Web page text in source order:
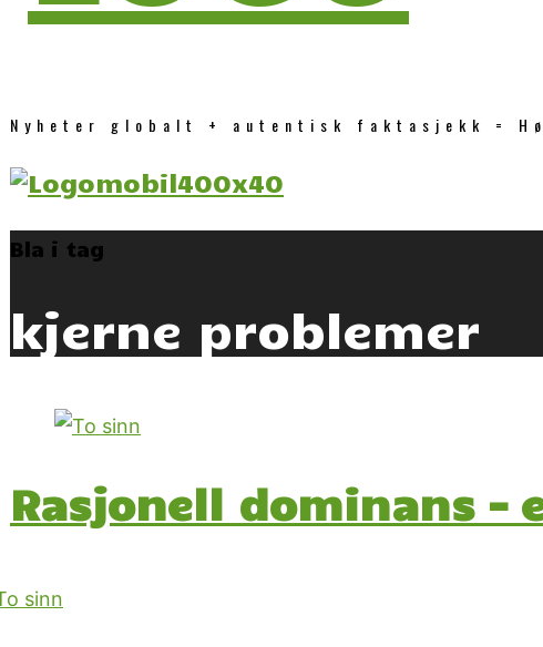
Nyheter globalt + autentisk faktasjekk =
Bla i tag
kjerne problemer
Rasjonell dominans –